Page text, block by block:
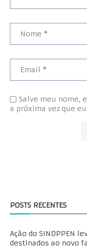
Salve meu nome,
a próxima vez que
POSTS RECENTES
Ação do SINDPPEN
destinados ao novo